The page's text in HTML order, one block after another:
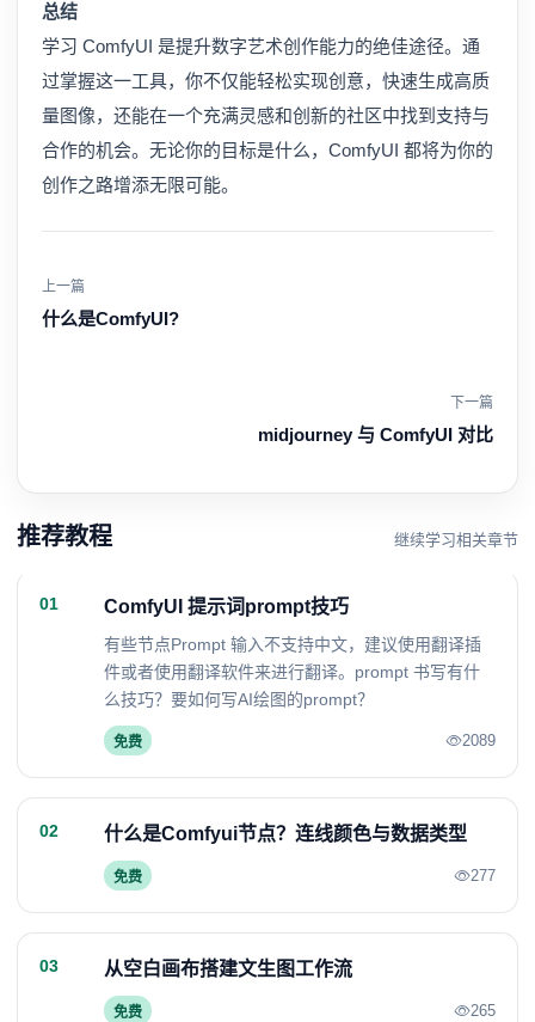
总结
学习 ComfyUI 是提升数字艺术创作能力的绝佳途径。通
过掌握这一工具，你不仅能轻松实现创意，快速生成高质
量图像，还能在一个充满灵感和创新的社区中找到支持与
合作的机会。无论你的目标是什么，ComfyUI 都将为你的
创作之路增添无限可能。
上一篇
什么是ComfyUI?
下一篇
midjourney 与 ComfyUI 对比
推荐教程 继续学习相关章节
01 ComfyUI 提示词prompt技巧
有些节点Prompt 输入不支持中文，建议使用翻译插
件或者使用翻译软件来进行翻译。prompt 书写有什
么技巧？要如何写AI绘图的prompt？
免费 2089
02 什么是Comfyui节点？连线颜色与数据类型
免费 277
03 从空白画布搭建文生图工作流
免费 265